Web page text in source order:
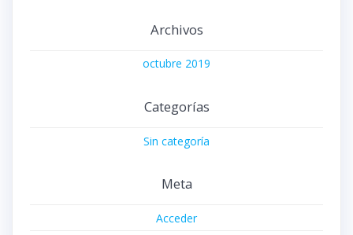
Archivos
octubre 2019
Categorías
Sin categoría
Meta
Acceder